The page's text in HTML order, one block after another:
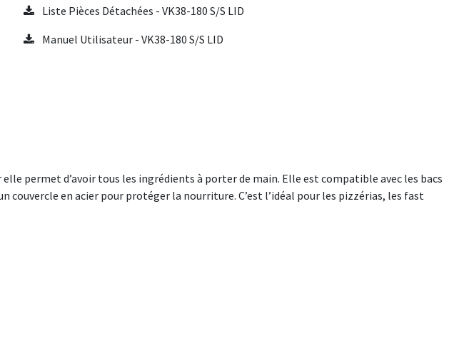
Liste Pièces Détachées - VK38-180 S/S LID
Manuel Utilisateur - VK38-180 S/S LID
permet d’avoir tous les ingrédients à porter de main. Elle est compatible avec les bacs
couvercle en acier pour protéger la nourriture. C’est l’idéal pour les pizzérias, les fast